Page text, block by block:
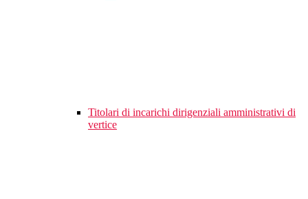
Titolari di incarichi dirigenziali amministrativi di
vertice